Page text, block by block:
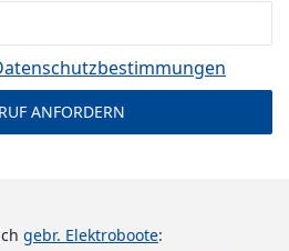
gebr. Elektroboote: